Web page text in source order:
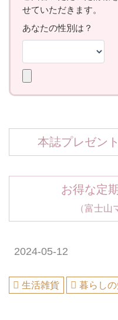
本誌プレゼン
お得な定
（富士山
2024-05-12
生活雑貨 暮らし